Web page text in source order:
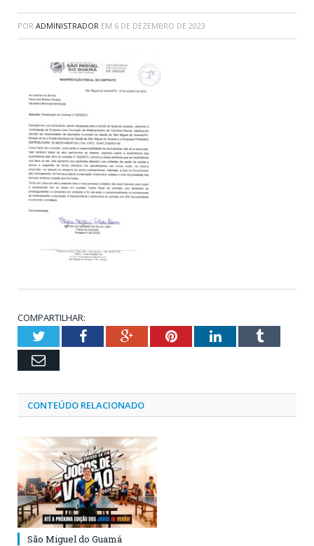
POR ADMINISTRADOR EM 6 DE DEZEMBRO DE 2023
COMPARTILHAR:
TwitterFacebookGoogle+PinterestLinkedInTumblr
Email
CONTEÚDO RELACIONADO
São Miguel do Guamá